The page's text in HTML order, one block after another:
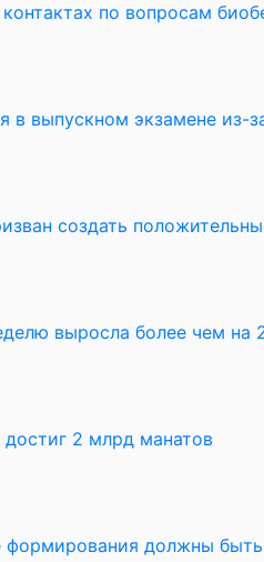
по вопросам
в выпускном экзамене из-
создать
выросла более чем на
2 млрд манатов
должны